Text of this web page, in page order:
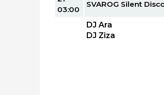
03:00
SVAROG Silent
DJ Ara
DJ Ziza